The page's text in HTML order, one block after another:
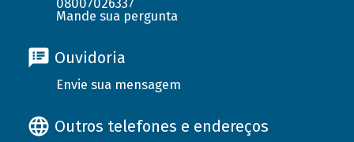
08007026337
Mande sua pergunta
Ouvidoria
Envie sua mensagem
Outros telefones e endereços